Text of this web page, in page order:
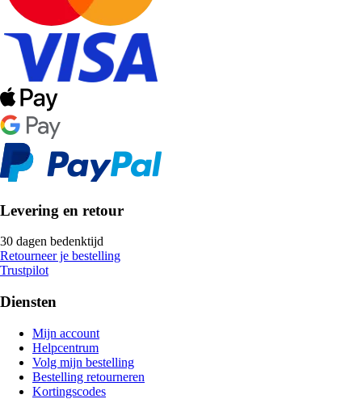
Levering en retour
30 dagen bedenktijd
Retourneer je bestelling
Trustpilot
Diensten
Mijn account
Helpcentrum
Volg mijn bestelling
Bestelling retourneren
Kortingscodes